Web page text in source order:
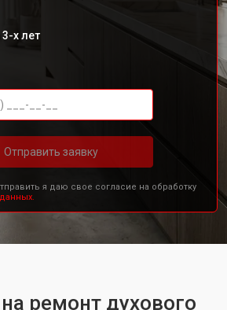
3-х лет
Отправить заявку
я даю свое согласие на обработку
ремонт духового